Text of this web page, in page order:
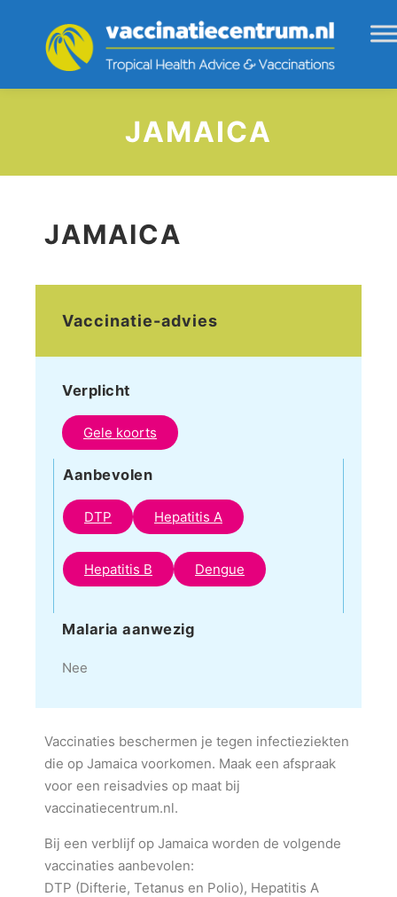
JAMAICA
JAMAICA
Vaccinatie-advies
Verplicht
Gele koorts
Aanbevolen
DTP Hepatitis A
Hepatitis B Dengue
Malaria aanwezig
Nee
Vaccinaties beschermen je tegen infectieziekten
die op Jamaica voorkomen. Maak een afspraak
voor een reisadvies op maat bij
vaccinatiecentrum.nl.
Bij een verblijf op Jamaica worden de volgende
vaccinaties aanbevolen:
DTP (Difterie, Tetanus en Polio), Hepatitis A